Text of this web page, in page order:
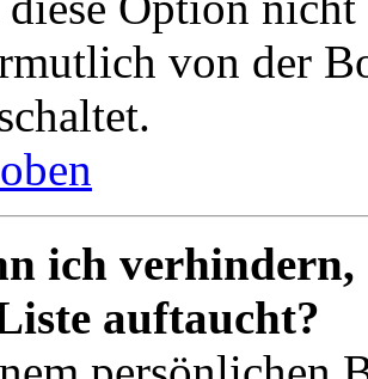
von der
ich verhindern,
auftaucht?